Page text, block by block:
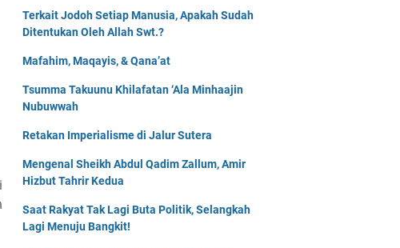
Terkait Jodoh Setiap Manusia, Apakah Sudah
Ditentukan Oleh Allah Swt.?
Mafahim, Maqayis, & Qana’at
Tsumma Takuunu Khilafatan ‘Ala Minhaajin
Nubuwwah
Retakan Imperialisme di Jalur Sutera
Mengenal Sheikh Abdul Qadim Zallum, Amir
Hizbut Tahrir Kedua
Saat Rakyat Tak Lagi Buta Politik, Selangkah
Lagi Menuju Bangkit!